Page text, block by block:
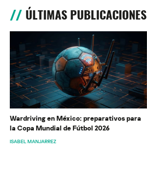
ÚLTIMAS PUBLICACIONES
Wardriving en México: preparativos para
la Copa Mundial de Fútbol 2026
ISABEL MANJARREZ